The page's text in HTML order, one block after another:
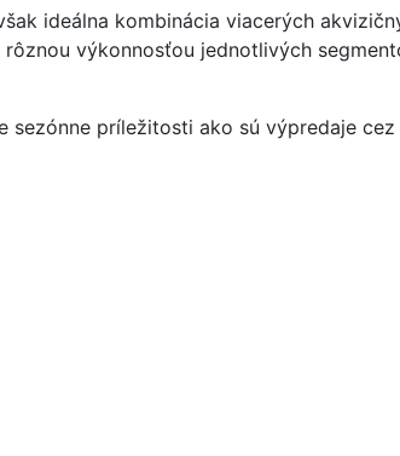
ideálna kombinácia viacerých
výkonnosťou jednotlivých
sezónne príležitosti ako sú výpredaje